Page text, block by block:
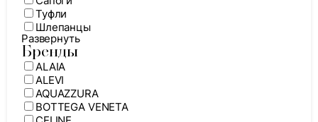
Туфли
Шлепанцы
Развернуть
Бренды
ALAIA
ALEVI
AQUAZZURA
BOTTEGA VENETA